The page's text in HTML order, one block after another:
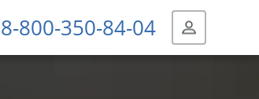
8-800-350-84-04